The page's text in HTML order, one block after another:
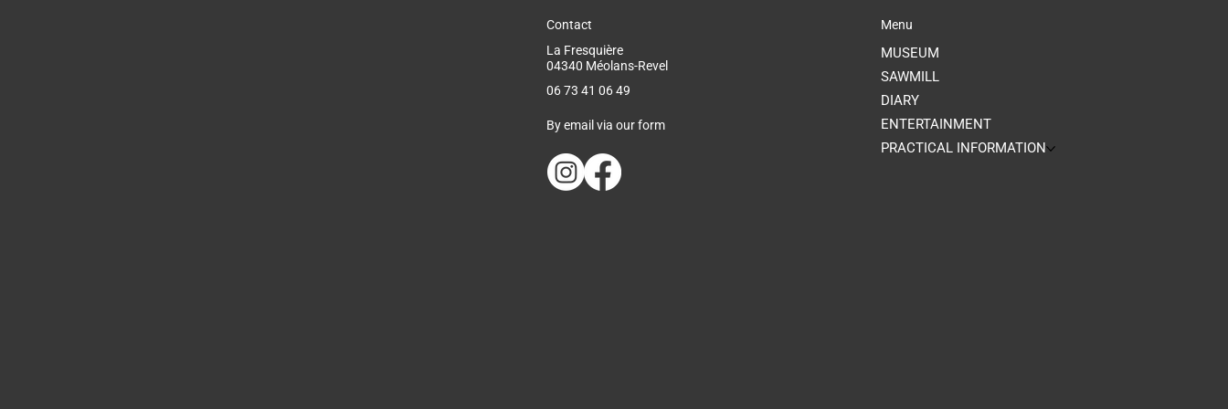
Contact
La Fresquière
04340 Méolans-Revel
06 73 41 06 49
By email via our form
Menu
MUSEUM
SAWMILL
DIARY
ENTERTAINMENT
PRACTICAL INFORMATION